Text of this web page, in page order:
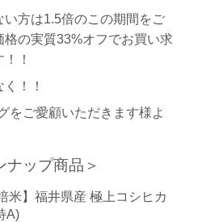
方は1.5倍のこの期間をご
の実質33%オフでお買い求
！
！！
をご愛顧いただきます様よ
ナップ商品＞
米】福井県産 極上コシヒカ
A)